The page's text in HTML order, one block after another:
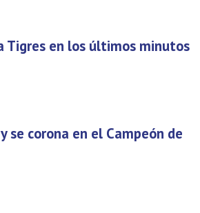
Tigres en los últimos minutos
se corona en el Campeón de